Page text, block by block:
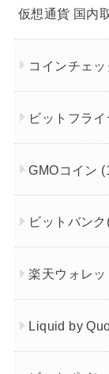
仮想通貨 国内
コインチェ
ビットフラ
GMOコイン
ビットバン
楽天ウォレッ
Liquid by